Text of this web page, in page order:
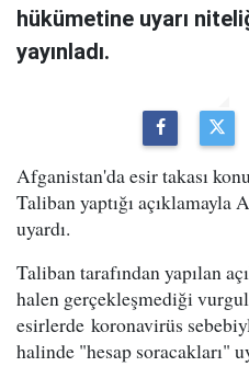
hükümetine uyarı
yayınladı.
Afganistan'da esir takası
Taliban yaptığı
uyardı.
Taliban tarafından yapılan
halen gerçekleşmediği
esirlerde koronavirüs
halinde "hesap soracakları"